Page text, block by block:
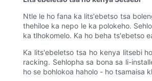
Ntle le ho fana ka lits'ebetso tsa
thehiloe ka nepo le ka polokeho.
ka tlhokomelo. Ka ho beha ts'ebetso
Ka lits'ebeletso tsa ho kenya litsebi
racking. Sehlopha sa bona sa li-
ho se bohlokoa haholo - ho tsamaisa